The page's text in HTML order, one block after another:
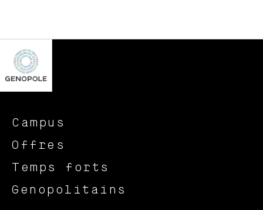
Campus
Offres
Temps forts
Genopolitains